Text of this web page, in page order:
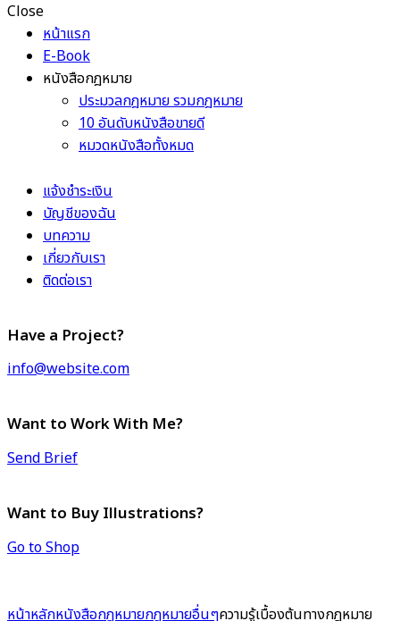
Close
หน้าแรก
E-Book
หนังสือกฎหมาย
ประมวลกฎหมาย รวมกฎหมาย
10 อันดับหนังสือขายดี
หมวดหนังสือทั้งหมด
แจ้งชำระเงิน
บัญชีของฉัน
บทความ
เกี่ยวกับเรา
ติดต่อเรา
Have a Project?
info@website.com
Want to Work With Me?
Send Brief
Want to Buy Illustrations?
Go to Shop
หน้าหลักหนังสือกฎหมายกฎหมายอื่นๆความรู้เบื้องต้นทางกฎหมาย